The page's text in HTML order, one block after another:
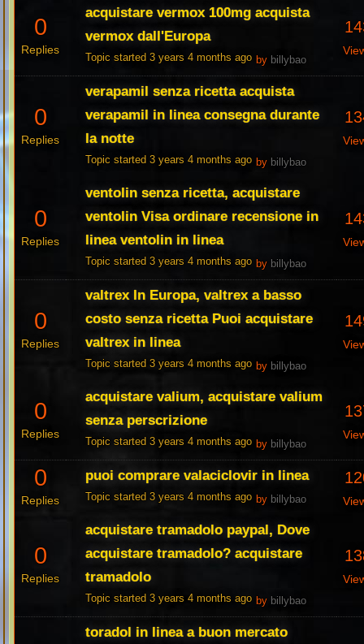
0
Replies
acquistare vermox 100mg acquista
vermox dall'Europa
Topic started 3 years 4 months ago by billybao
0
Replies
verapamil senza ricetta acquista
verapamil in linea consegna durante
la notte
Topic started 3 years 4 months ago by billybao
0
Replies
ventolin senza ricetta, acquistare
ventolin Visa ordinare recensione in
linea ventolin in linea
Topic started 3 years 4 months ago by billybao
0
Replies
valtrex In Europa, valtrex a basso
costo senza ricetta Puoi acquistare
valtrex in linea
Topic started 3 years 4 months ago by billybao
0
Replies
acquistare valium, acquistare valium
senza perscrizione
Topic started 3 years 4 months ago by billybao
0
Replies
puoi comprare valaciclovir in linea
Topic started 3 years 4 months ago by billybao
0
Replies
acquistare tramadolo paypal, Dove
acquistare tramadolo? acquistare
tramadolo
Topic started 3 years 4 months ago by billybao
toradol in linea a buon mercato